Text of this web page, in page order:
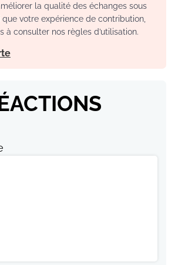
la qualité des échanges sous
que votre expérience de contribution,
à consulter nos règles d’utilisation.